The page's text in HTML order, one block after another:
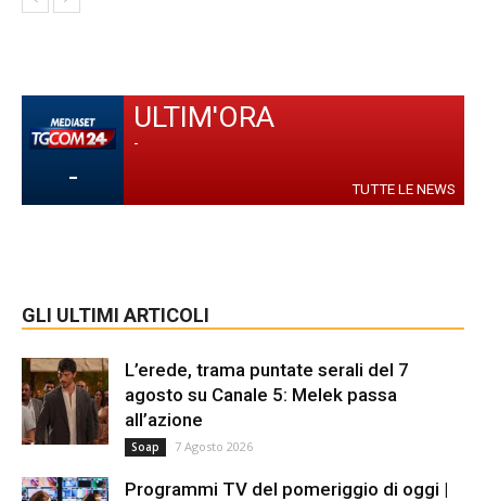
-
ULTIM'ORA
-
TUTTE LE NEWS
GLI ULTIMI ARTICOLI
L’erede, trama puntate serali del 7
agosto su Canale 5: Melek passa
all’azione
Soap 7 Agosto 2026
Programmi TV del pomeriggio di oggi |